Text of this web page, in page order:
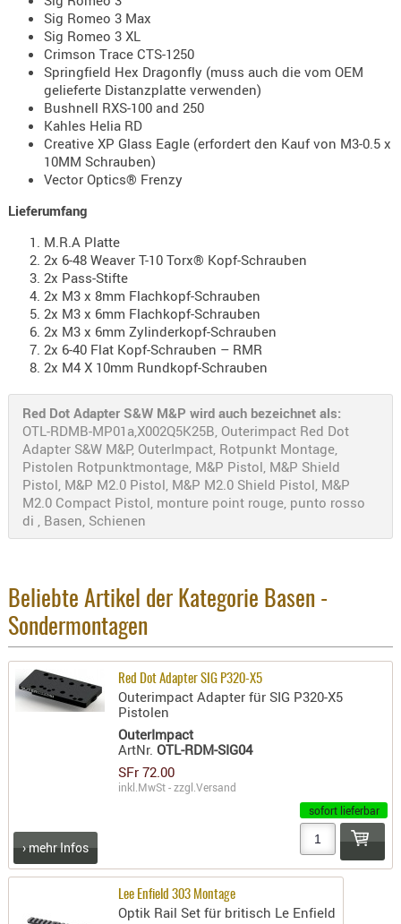
BÜRSTEN
UND
-
ABZÜGE
CHASSIS-
GRIFFE
RIEMEN
SPUHR -
Sig Romeo 3 Max
Sig Romeo 3 XL
Crimson Trace CTS-1250
Springfield Hex Dragonfly (muss auch die vom OEM
gelieferte Distanzplatte verwenden)
Bushnell RXS-100 and 250
Kahles Helia RD
Creative XP Glass Eagle (erfordert den Kauf von M3-0.5 x
10MM Schrauben)
Vector Optics® Frenzy
Lieferumfang
M.R.A Platte
2x 6-48 Weaver T-10 Torx® Kopf-Schrauben
2x Pass-Stifte
2x M3 x 8mm Flachkopf-Schrauben
2x M3 x 6mm Flachkopf-Schrauben
2x M3 x 6mm Zylinderkopf-Schrauben
2x 6-40 Flat Kopf-Schrauben – RMR
2x M4 X 10mm Rundkopf-Schrauben
Red Dot Adapter S&W M&P wird auch bezeichnet als:
OTL-RDMB-MP01a,X002Q5K25B, Outerimpact Red Dot
Adapter S&W M&P, OuterImpact, Rotpunkt Montage,
Pistolen Rotpunktmontage, M&P Pistol, M&P Shield
Pistol, M&P M2.0 Pistol, M&P M2.0 Shield Pistol, M&P
M2.0 Compact Pistol, monture point rouge, punto rosso
di , Basen, Schienen
Beliebte Artikel der Kategorie Basen -
Sondermontagen
Red Dot Adapter SIG P320-X5
Outerimpact Adapter für SIG P320-X5
Pistolen
OuterImpact
ArtNr.OTL-RDM-SIG04
SFr 72.00
inkl.MwSt - zzgl.Versand
sofort lieferbar
› mehr Infos
Lee Enfield 303 Montage
Optik Rail Set für britisch Le Enfield